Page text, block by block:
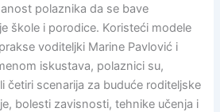
polaznika da se bave
škole i porodice. Koristeći modele
voditeljki Marine Pavlović i
iskustava, polaznici su,
četiri scenarija za buduće roditeljske
bolesti zavisnosti, tehnike učenja i